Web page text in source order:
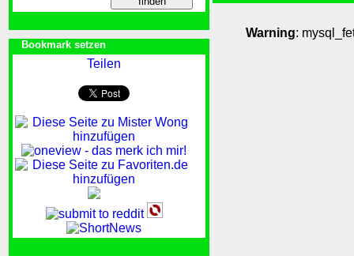
Bookmark setzen
Teilen
Warning: